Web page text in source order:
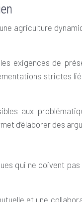
agriculture
exigences de
strictes
aux
d’élaborer des
qui ne doivent
et une